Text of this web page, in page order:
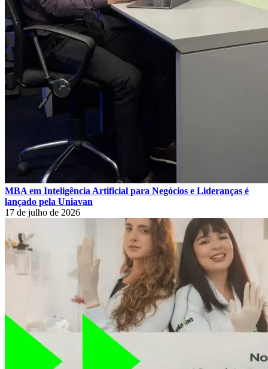
MBA em Inteligência Artificial para Negócios e Lideranças é
lançado pela Uniavan
17 de julho de 2026